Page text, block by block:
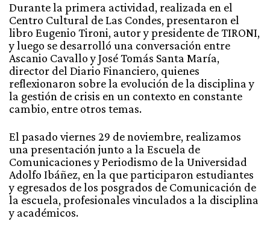
Durante la primera actividad, realizada en el
Centro Cultural de Las Condes, presentaron el
libro Eugenio Tironi, autor y presidente de TIRONI,
y luego se desarrolló una conversación entre
Ascanio Cavallo y José Tomás Santa María,
director del Diario Financiero, quienes
reflexionaron sobre la evolución de la disciplina y
la gestión de crisis en un contexto en constante
cambio, entre otros temas.
El pasado viernes 29 de noviembre, realizamos
una presentación junto a la Escuela de
Comunicaciones y Periodismo de la Universidad
Adolfo Ibáñez, en la que participaron estudiantes
y egresados de los posgrados de Comunicación de
la escuela, profesionales vinculados a la disciplina
y académicos.